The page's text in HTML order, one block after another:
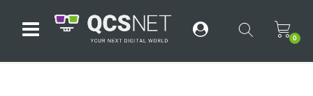
Open menu
0